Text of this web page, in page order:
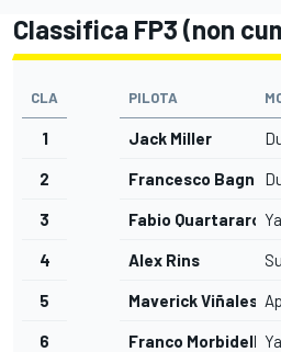
Classifica FP3 (non
CLA PILOTA
1 Jack Miller
2 Francesco Bagnaia
3 Fabio Quartararo
4 Alex Rins
5 Maverick Viñales
6 Franco Morbidelli